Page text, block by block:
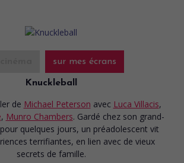
sur mes écrans
Knuckleball
de Michael Peterson avec Luca Villacis,
, Munro Chambers. Gardé chez son grand-
quelques jours, un préadolescent vit
terrifiantes, en lien avec de vieux
secrets de famille.